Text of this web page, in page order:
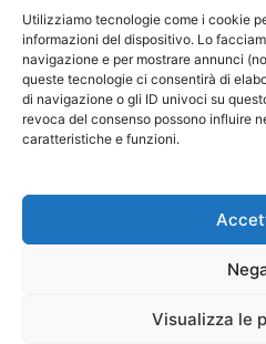
Utilizziamo tecnologie come i cookie
informazioni del dispositivo. Lo
navigazione e per mostrare annunci
queste tecnologie ci consentirà di
di navigazione o gli ID univoci su
revoca del consenso possono influire
caratteristiche e funzioni.
Visualizza le
informazioni riportate.
a usare questo sito o
questo sito, dichiari di
previste. ©
Contattaci:
Disclaimer / Avviso sui rischi
questo sito si accettano le condizioni